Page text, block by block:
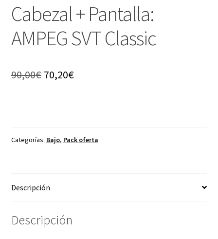
Cabezal + Pantalla:
AMPEG SVT Classic
90,00€ El
90,00€.
70,20€El
70,20€.
Categorías: Bajo, Pack oferta
Descripción
Descripción